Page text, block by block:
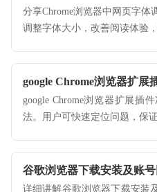
分享Chrome浏览器中网页字
调整字体大小，改善阅读体验
google Chrome浏览器扩展
google Chrome浏览器扩展插
法。用户可快速定位问题，保
谷歌浏览器下载安装及账
详细讲解谷歌浏览器下载安装